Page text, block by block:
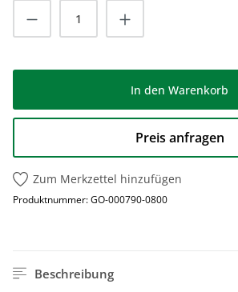
Produkt Anzahl: Gib den
In den Warenkorb
Preis anfragen
Zum Merkzettel hinzufügen
Produktnummer:GO-000790-0800
Beschreibung